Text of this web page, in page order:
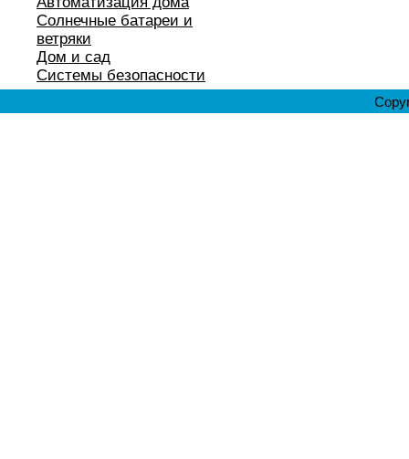
Солнечные батареи и
ветряки
Дом и сад
Системы безопасности